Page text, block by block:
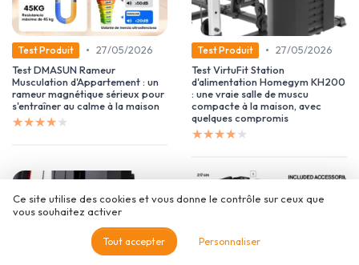
Test Produit • 27/05/2026
Test DMASUN Rameur
Musculation d'Appartement : un
rameur magnétique sérieux pour
s'entraîner au calme à la maison
★★★★★
★★★★★
Test Produit • 27/05/2026
Test VirtuFit Station
d'alimentation Homegym KH200
: une vraie salle de muscu
compacte à la maison, avec
quelques compromis
★★★★★
★★★★★
Ce site utilise des cookies et vous donne le contrôle sur ceux que
vous souhaitez activer
Tout accepter Personnaliser